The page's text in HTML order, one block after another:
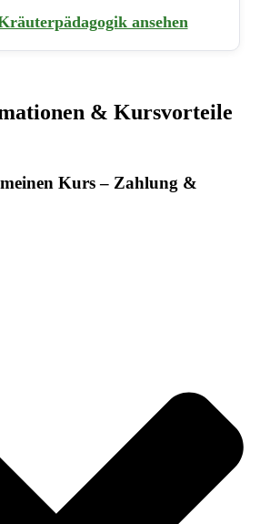
ansehen
& Kursvorteile
meinen Kurs – Zahlung &